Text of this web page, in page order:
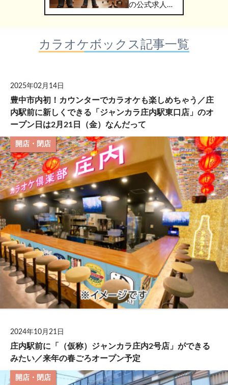
の公式求人情
報サービス
WORK」のご
掲載につきま
カラオケボックス記事一覧
2025年02月14日
豊中市内初！カウンターでカラオケも楽しめちゃう／庄
内駅前に新しくできる「ジャンカラ庄内駅東口店」のオ
ープン日は2月21日（金）なんだって
開店・閉店
2024年10月21日
庄内駅前に「（仮称）ジャンカラ庄内2号店」ができる
みたい／来年の春ごろオープン予定
開店・閉店